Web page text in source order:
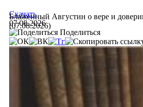
Блаженный Августин о вере и
(07.08.2026)
Скачать
07.08.2026
Поделиться